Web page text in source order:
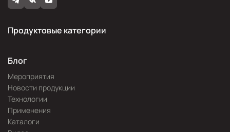
Продуктовые категории
Блог
Мероприятия
Новости продукции
Технологии
Применения
Каталоги